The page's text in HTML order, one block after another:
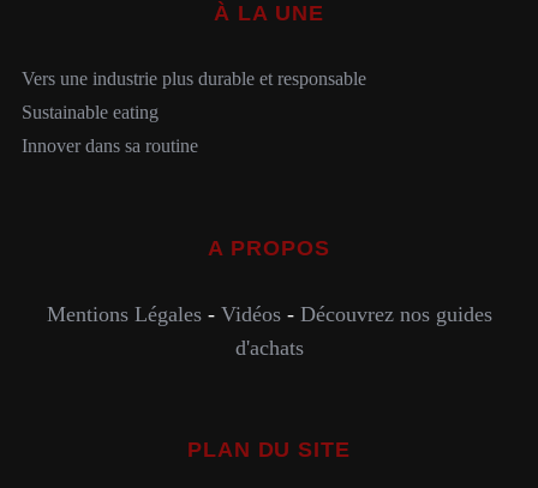
À LA UNE
Vers une industrie plus durable et responsable
Sustainable eating
Innover dans sa routine
A PROPOS
Mentions Légales- Vidéos- Découvrez nos guides
d'achats
PLAN DU SITE